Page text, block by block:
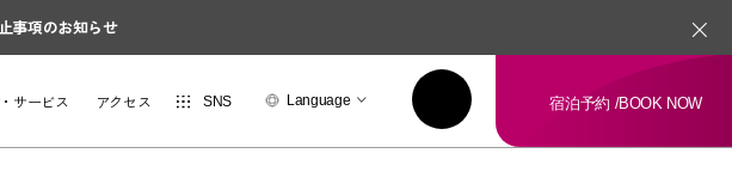
事項のお知らせ
サービス アクセス SNS Language 宿泊予約 /BOOK NOW